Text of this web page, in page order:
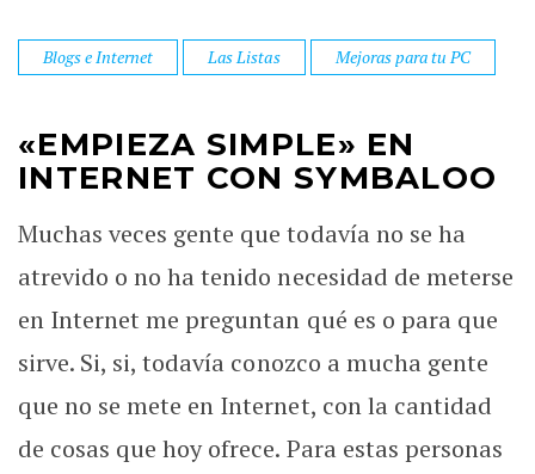
Blogs e Internet Las Listas Mejoras para tu PC
«EMPIEZA SIMPLE» EN
INTERNET CON SYMBALOO
Muchas veces gente que todavía no se ha
atrevido o no ha tenido necesidad de meterse
en Internet me preguntan qué es o para que
sirve. Si, si, todavía conozco a mucha gente
que no se mete en Internet, con la cantidad
de cosas que hoy ofrece. Para estas personas